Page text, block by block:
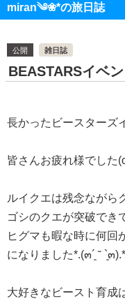
miran༄❀*の旅日誌
公開
雑日誌
BEASTARSイベ
長かったビースターズ
皆さんお疲れ様でした
ルイクエは残念ながら
ゴシのクエが突破でき
ヒグマも暇な時に何回
になりました*.(๓´͈ ˘ `͈๓).*
大好きなビースト育成